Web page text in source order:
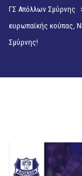
ΓΣ Απόλλων Σμύρνης
ευρωπαϊκής κούπας,
Σμύρνης!